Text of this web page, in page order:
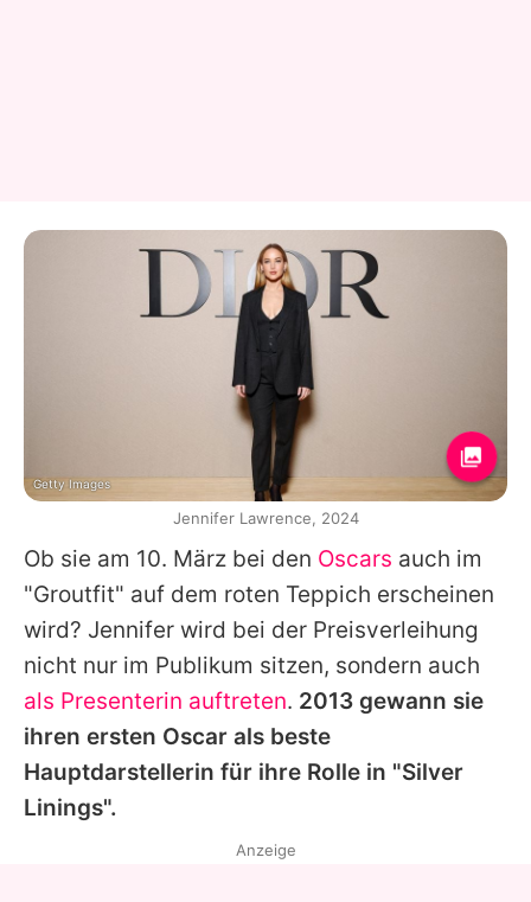
Ob sie am 10. März bei den Oscars auch im
"Groutfit" auf dem roten Teppich erscheinen
wird? Jennifer wird bei der Preisverleihung
nicht nur im Publikum sitzen, sondern auch
als Presenterin auftreten. 2013 gewann sie
ihren ersten Oscar als beste
Hauptdarstellerin für ihre Rolle in "Silver
Linings".
Getty Images
Jennifer Lawrence, 2024
Anzeige